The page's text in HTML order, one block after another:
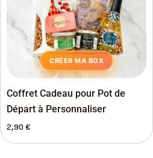
CRÉER MA BOX
Coffret Cadeau pour Pot de
Départ à Personnaliser
2,90€